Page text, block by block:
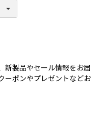
新製品やセール情報をお届
ーポンやプレゼントなどお